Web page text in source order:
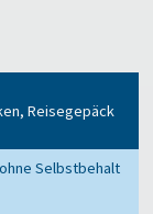
Reisegepäck